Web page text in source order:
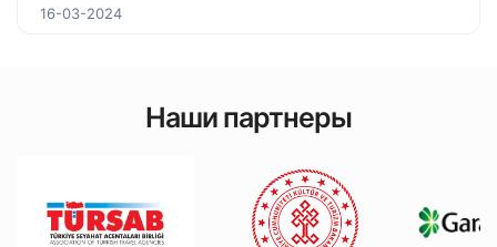
16-03-2024
Наши партнеры